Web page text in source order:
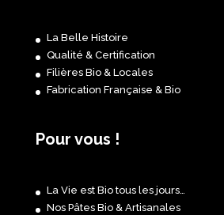
La Belle Histoire
Qualité & Certification
Filières Bio & Locales
Fabrication Française & Bio
Pour vous !
La Vie est Bio tous les jours…
Nos Pâtes Bio & Artisanales